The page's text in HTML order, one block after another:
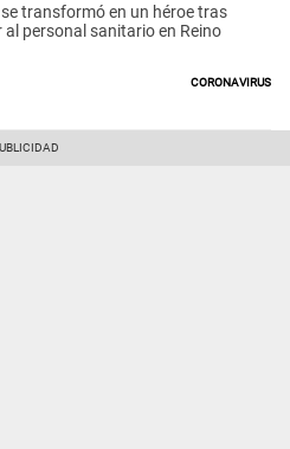
transformó en un héroe tras
personal sanitario en Reino
Coronavirus